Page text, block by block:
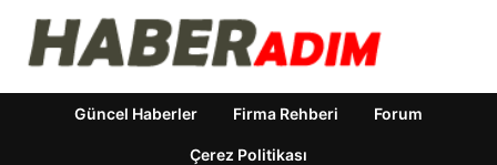
Güncel Haberler Firma Rehberi Forum
Çerez Politikası